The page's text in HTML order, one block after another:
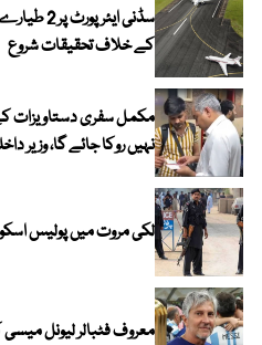
سڈنی
کے خلاف تحقیقات شروع
مکمل سفری دستاویزات
نہیں روکا جائے گا، وزیر
لکی مروت میں پولیس
معروف فٹبالر لیونل میسی